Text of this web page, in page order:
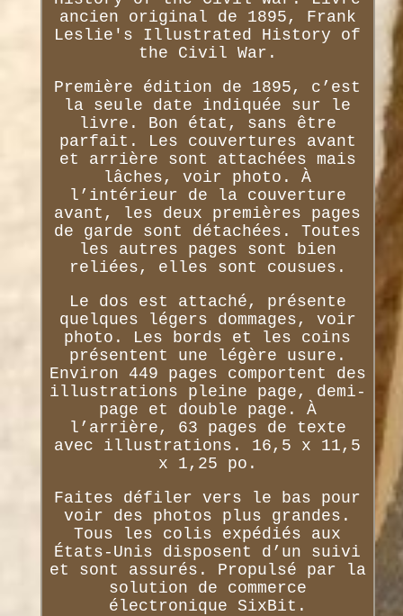
ancien original de 1895, Frank
Leslie's Illustrated History of
the Civil War.
Première édition de 1895, c’est
la seule date indiquée sur le
livre. Bon état, sans être
parfait. Les couvertures avant
et arrière sont attachées mais
lâches, voir photo. À
l’intérieur de la couverture
avant, les deux premières pages
de garde sont détachées. Toutes
les autres pages sont bien
reliées, elles sont cousues.
Le dos est attaché, présente
quelques légers dommages, voir
photo. Les bords et les coins
présentent une légère usure.
Environ 449 pages comportent des
illustrations pleine page, demi-
page et double page. À
l’arrière, 63 pages de texte
avec illustrations. 16,5 x 11,5
x 1,25 po.
Faites défiler vers le bas pour
voir des photos plus grandes.
Tous les colis expédiés aux
États-Unis disposent d’un suivi
et sont assurés. Propulsé par la
solution de commerce
électronique SixBit.